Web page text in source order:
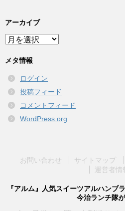
アーカイブ
ア
カ
ブ
メタ情報
ログイン
投稿フィード
コメントフィード
WordPress.org
お問い合わせ サイトマップ
運営者情
『アルム』人気スイーツアルハンブ
今治ランチ隊